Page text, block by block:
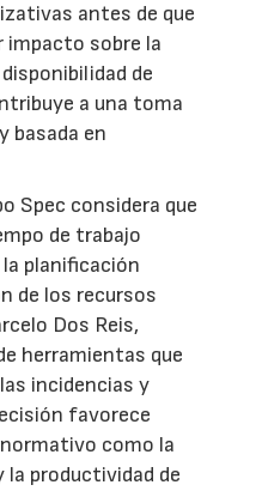
antes de que
sobre la
de
a una toma
basada en
Spec considera que
de trabajo
la planificación
de los recursos
Dos Reis,
herramientas que
incidencias y
favorece
como la
productividad de